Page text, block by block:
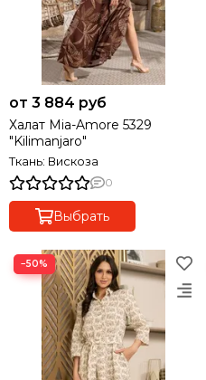
от 3 884 руб
Халат Mia-Amore 5329
"Kilimanjaro"
Ткань: Вискоза
0
Выбрать
−50%